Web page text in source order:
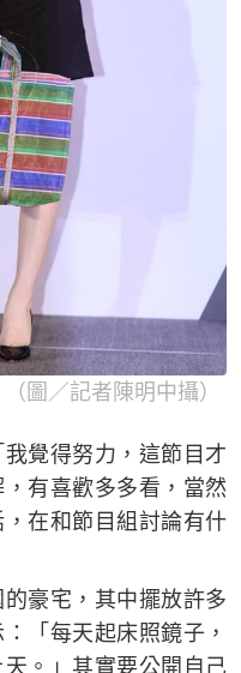
圖／記者陳明中攝）
覺得努力，這節目才
有喜歡多多看，當然
在和節目組討論有什
豪宅，其中擺放許多
「每天起床照鏡子，
。」其實要公開自己